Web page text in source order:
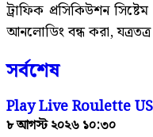
ট্রাফিক প্রসিকিউশন
আনলোডিং বন্ধ করা, যত্রতত্র
সর্বশেষ
Play Live Roulette
৮ আগস্ট ২০২৬ ১০:৩০